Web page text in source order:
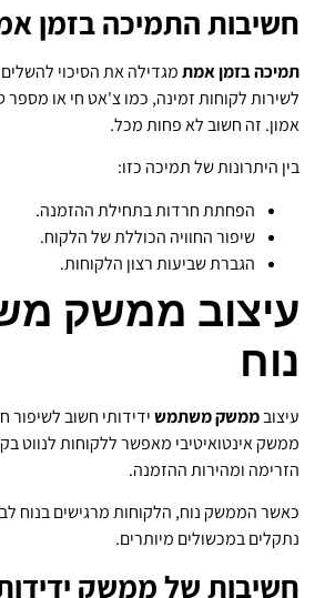
חשיבות התמיכה בזמן
תמיכה בזמן אמתמגדילה את הסיכוי
לשירות לקוחות זמינה, כמו צ'אט חי או
אמון. זה חשוב לא פחות מכל.
בין היתרונות של תמיכה כזו:
הפחתת חרדות בתחילת ההזמנה.
שיפור החוויה הכוללת של הלקוח.
הגברת שביעות רצון הלקוחות.
עיצוב ממשק
נוח
עיצובממשק משתמשידידותי חשוב לשיפור
ממשק אינטואיטיבי מאפשר ללקוחות לנווט
הזרימה ומהירות ההזמנה.
כאשר הממשק נוח, הלקוחות מרגישים בנוח
נתקלים במכשולים מיותרים.
חשיבות של ממשק